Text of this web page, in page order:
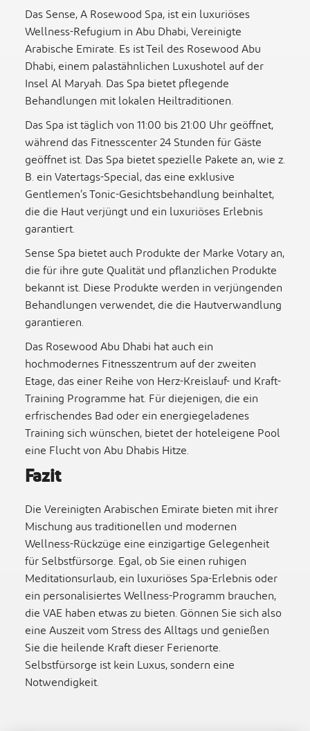
Das Sense, A Rosewood Spa, ist ein luxuriöses
Wellness-Refugium in Abu Dhabi, Vereinigte
Arabische Emirate. Es ist Teil des Rosewood Abu
Dhabi, einem palastähnlichen Luxushotel auf der
Insel Al Maryah. Das Spa bietet pflegende
Behandlungen mit lokalen Heiltraditionen.
Das Spa ist täglich von 11:00 bis 21:00 Uhr geöffnet,
während das Fitnesscenter 24 Stunden für Gäste
geöffnet ist. Das Spa bietet spezielle Pakete an, wie z.
B. ein Vatertags-Special, das eine exklusive
Gentlemen’s Tonic-Gesichtsbehandlung beinhaltet,
die die Haut verjüngt und ein luxuriöses Erlebnis
garantiert.
Sense Spa bietet auch Produkte der Marke Votary an,
die für ihre gute Qualität und pflanzlichen Produkte
bekannt ist. Diese Produkte werden in verjüngenden
Behandlungen verwendet, die die Hautverwandlung
garantieren.
Das Rosewood Abu Dhabi hat auch ein
hochmodernes Fitnesszentrum auf der zweiten
Etage, das einer Reihe von Herz-Kreislauf- und Kraft-
Training Programme hat. Für diejenigen, die ein
erfrischendes Bad oder ein energiegeladenes
Training sich wünschen, bietet der hoteleigene Pool
eine Flucht von Abu Dhabis Hitze.
Fazit
Die Vereinigten Arabischen Emirate bieten mit ihrer
Mischung aus traditionellen und modernen
Wellness-Rückzüge eine einzigartige Gelegenheit
für Selbstfürsorge. Egal, ob Sie einen ruhigen
Meditationsurlaub, ein luxuriöses Spa-Erlebnis oder
ein personalisiertes Wellness-Programm brauchen,
die VAE haben etwas zu bieten. Gönnen Sie sich also
eine Auszeit vom Stress des Alltags und genießen
Sie die heilende Kraft dieser Ferienorte.
Selbstfürsorge ist kein Luxus, sondern eine
Notwendigkeit.